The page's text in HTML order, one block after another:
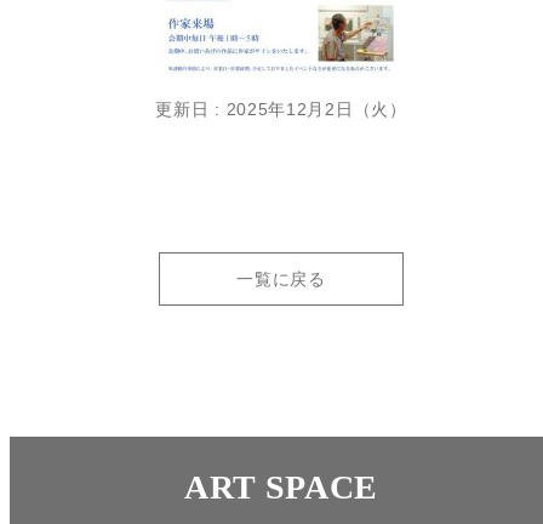
更新日 : 2025年12月2日（火）
一覧に戻る
ART SPACE